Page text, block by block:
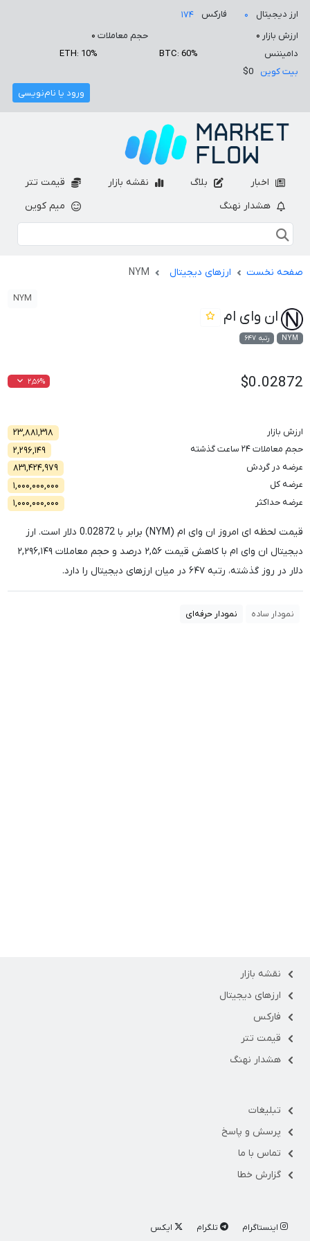
ارز دیجیتال ۰ فارکس
۱۷۴
ارزش بازار ۰ حجم معاملات ۰
دامیننس
BTC: 60%
ETH: 10%
بیت کوین
$0
ورود یا نام‌نویسی
اخبار بلاگ نقشه بازار
قیمت تتر
هشدار نهنگ
میم کوین
صفحه نخست ارزهای دیجیتال NYM
NYM
ان وای ام
NYM رتبه ۶۴۷
$0.02872 ۲,۵۶%
ارزش بازار
۲۳,۸۸۱,۳۱۸
حجم معاملات ۲۴ ساعت گذشته
۲,۲۹۶,۱۴۹
عرضه در گردش
۸۳۱,۴۲۴,۹۷۹
عرضه کل
۱,۰۰۰,۰۰۰,۰۰۰
عرضه حداکثر
۱,۰۰۰,۰۰۰,۰۰۰
قیمت لحظه ای امروز ان وای ام (NYM) برابر با 0.02872 دلار است. ارز
دیجیتال ان وای ام با کاهش قیمت۲,۵۶ درصد و حجم معاملات۲,۲۹۶,۱۴۹
دلار در روز گذشته، رتبه۶۴۷ در میان ارزهای دیجیتال را دارد.
نمودار ساده نمودار حرفه‌ای
نقشه بازار
ارزهای دیجیتال
فارکس
قیمت تتر
هشدار نهنگ
تبلیغات
پرسش و پاسخ
تماس با ما
گزارش خطا
اینستاگرام تلگرام ایکس